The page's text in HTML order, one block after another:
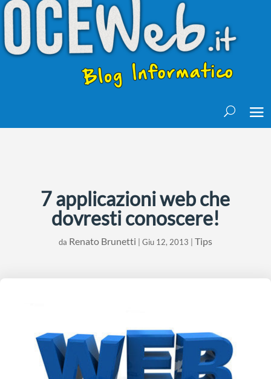
7 applicazioni web che
dovresti conoscere!
da Renato Brunetti Giu 12, 2013 Tips